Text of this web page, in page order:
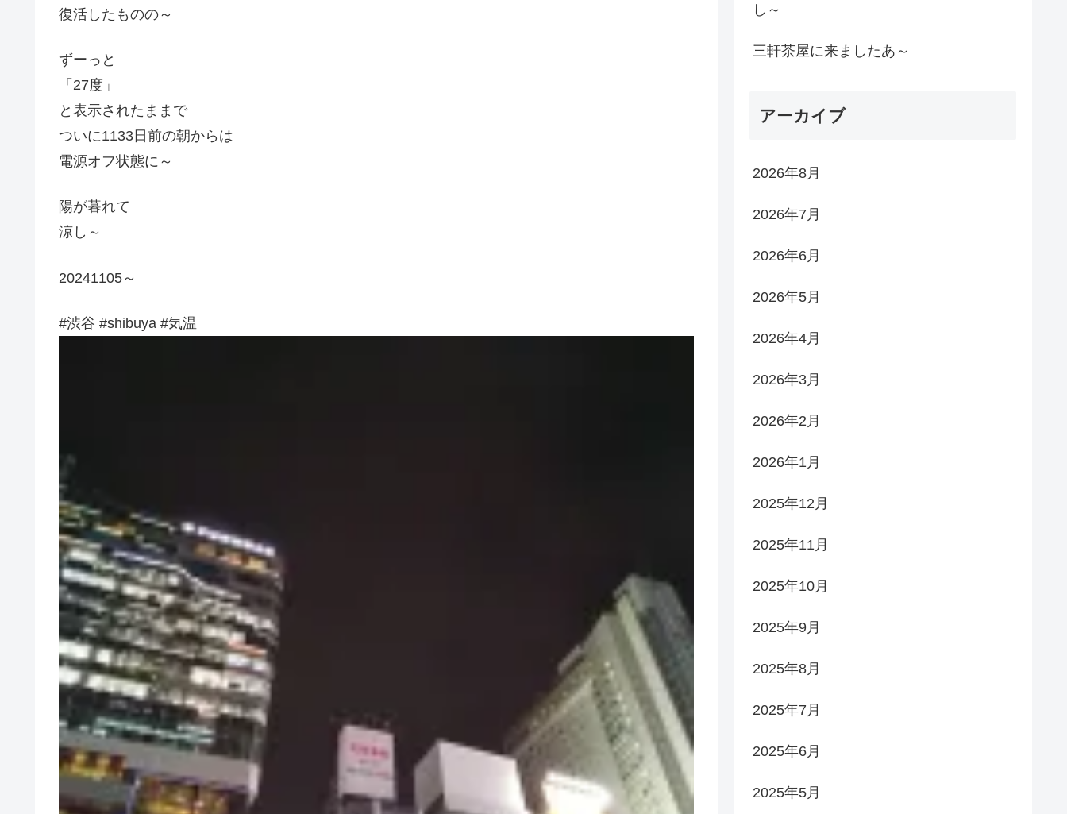
復活したものの～
ずーっと
「27度」
と表示されたままで
ついに1133日前の朝からは
電源オフ状態に～
陽が暮れて
涼し～
20241105～
#渋谷 #shibuya #気温
し～
三軒茶屋に来ましたあ～
アーカイブ
2026年8月
2026年7月
2026年6月
2026年5月
2026年4月
2026年3月
2026年2月
2026年1月
2025年12月
2025年11月
2025年10月
2025年9月
2025年8月
2025年7月
2025年6月
2025年5月